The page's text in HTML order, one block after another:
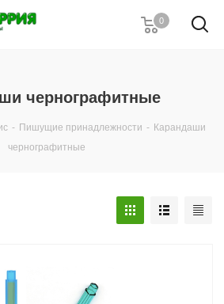
0
чернографитные
- Пишущие принадлежности - Карандаши
чернографитные